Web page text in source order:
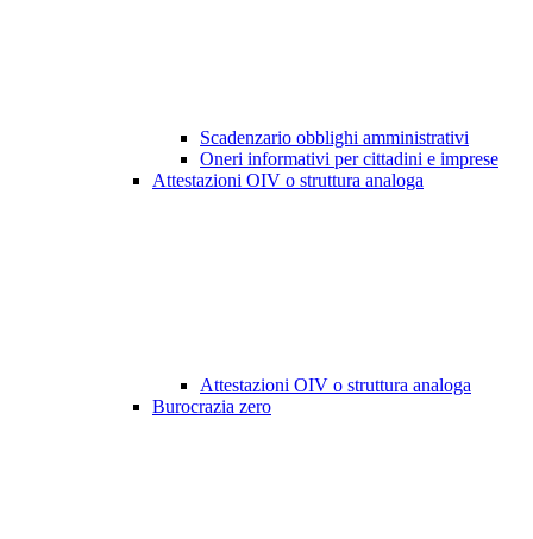
Scadenzario obblighi amministrativi
Oneri informativi per cittadini e imprese
Attestazioni OIV o struttura analoga
Attestazioni OIV o struttura analoga
Burocrazia zero